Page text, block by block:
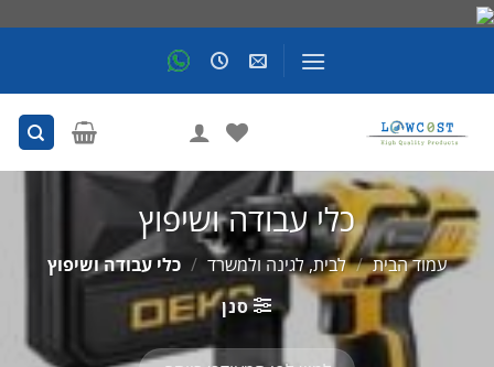
כלי עבודה ושיפוץ
עמוד הבית / לבית, לגינה ולמשרד / כלי עבודה ושיפוץ
סנן